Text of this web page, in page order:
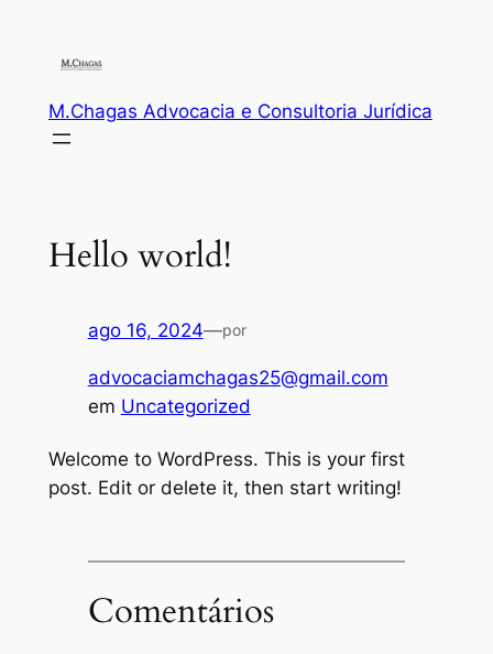
M.Chagas Advocacia e Consultoria Jurídica
Hello world!
ago 16, 2024—por
advocaciamchagas25@gmail.com
em Uncategorized
Welcome to WordPress. This is your first
post. Edit or delete it, then start writing!
Comentários